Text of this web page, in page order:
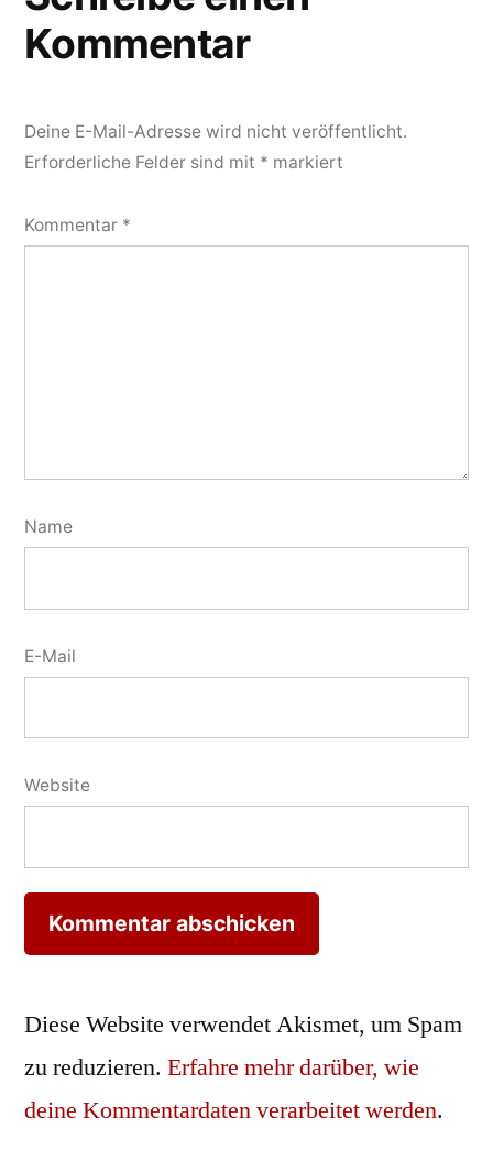
Kommentar
Deine E-Mail-Adresse wird nicht veröffentlicht.
Erforderliche Felder sind mit * markiert
Kommentar *
Name
E-Mail
Website
Diese Website verwendet Akismet, um Spam
zu reduzieren. Erfahre mehr darüber, wie
deine Kommentardaten verarbeitet werden.